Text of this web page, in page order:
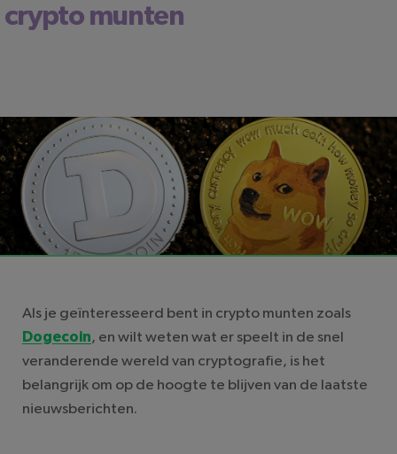
crypto munten
LEESTIJD: 3 MINUTEN
Als je geïnteresseerd bent in crypto munten zoals
Dogecoin, en wilt weten wat er speelt in de snel
veranderende wereld van cryptografie, is het
belangrijk om op de hoogte te blijven van de laatste
nieuwsberichten.